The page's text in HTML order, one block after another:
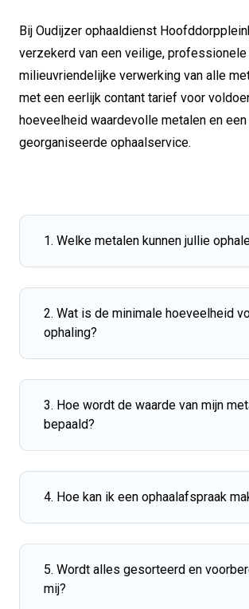
Bij Oudijzer ophaaldienst
verzekerd van een veilige, professionele
milieuvriendelijke verwerking van alle
met een eerlijk contant tarief voor
hoeveelheid waardevolle metalen en
georganiseerde ophaalservice.
1. Welke metalen kunnen jullie
2. Wat is de minimale hoeveelheid
ophaling?
3. Hoe wordt de waarde van mijn
bepaald?
4. Hoe kan ik een ophaalafspraak
5. Wordt alles gesorteerd en
mij?